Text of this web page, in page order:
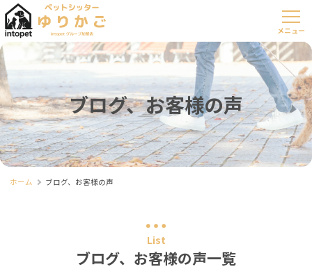
ブログ、お客様の声
ホーム ブログ、お客様の声
List
ブログ、お客様の声一覧